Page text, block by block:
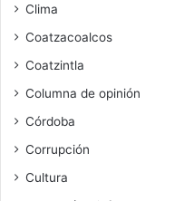
Clima
Coatzacoalcos
Coatzintla
Columna de opinión
Córdoba
Corrupción
Cultura